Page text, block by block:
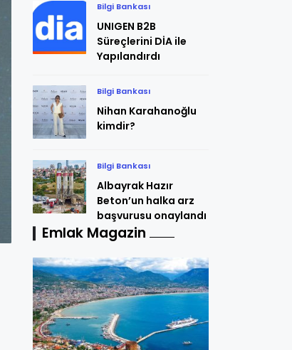
Bilgi Bankası
UNIGEN B2B
Süreçlerini DİA ile
Yapılandırdı
Bilgi Bankası
Nihan Karahanoğlu
kimdir?
Bilgi Bankası
Albayrak Hazır
Beton’un halka arz
başvurusu onaylandı
Emlak Magazin